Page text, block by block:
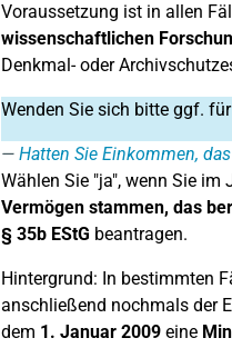
Voraussetzung ist in allen
wissenschaftlichen
Denkmal- oder
Wenden Sie sich bitte ggf.
Hatten Sie Einkommen,
Wählen Sie "ja", wenn Sie im
Vermögen stammen, das
§ 35b EStG beantragen.
Hintergrund: In bestimmten
anschließend nochmals der
dem 1. Januar 2009eine